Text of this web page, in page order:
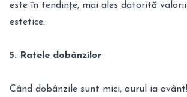
este în tendințe, mai ales datorită
estetice.
5. Ratele dobânzilor
Când dobânzile sunt mici, aurul ia